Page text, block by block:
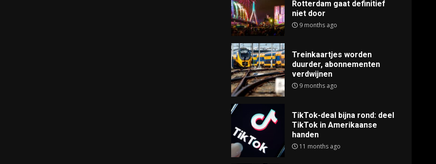
Rotterdam gaat definitief
niet door
9 months ago
Treinkaartjes worden
duurder, abonnementen
verdwijnen
9 months ago
TikTok-deal bijna rond: deel
TikTok in Amerikaanse
handen
11 months ago